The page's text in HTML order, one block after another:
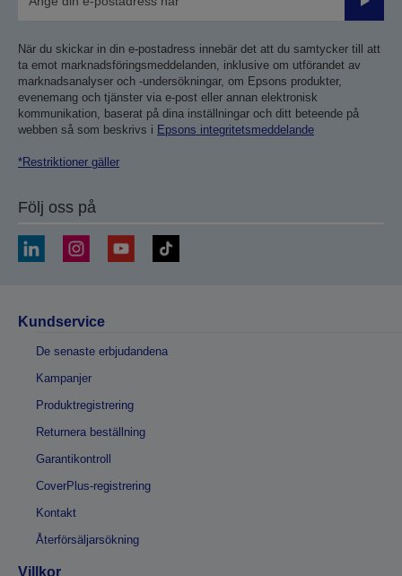
Skicka
När du skickar in din e-postadress innebär det att du samtycker till att
ta emot marknadsföringsmeddelanden, inklusive om utförandet av
marknadsanalyser och -undersökningar, om Epsons produkter,
evenemang och tjänster via e-post eller annan elektronisk
kommunikation, baserat på dina inställningar och ditt beteende på
webben så som beskrivs i Epsons integritetsmeddelande
*Restriktioner gäller
Följ oss på
Kundservice
De senaste erbjudandena
Kampanjer
Produktregistrering
Returnera beställning
Garantikontroll
CoverPlus-registrering
Kontakt
Återförsäljarsökning
Villkor